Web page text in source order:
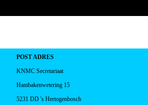
POST ADRES
KNMC Secretariaat
Hambakenwetering 15
5231 DD 's Hertogenbosch